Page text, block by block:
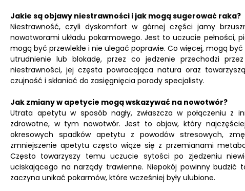
Jakie są objawy niestrawności i jak mogą sugerować raka?
Niestrawność, czyli dyskomfort w górnej części jamy
nowotworami układu pokarmowego. Jest to uczucie pełności,
mogą być przewlekłe i nie ulegać poprawie. Co więcej, mogą
utrudnienie lub blokadę, przez co jedzenie przechodzi
niestrawności, jej częsta powracająca natura oraz
czujność i skłaniać do zasięgnięcia porady specjalisty.
Jak zmiany w apetycie mogą wskazywać na nowotwór?
Utrata apetytu w sposób nagły, zwłaszcza w połączeniu z
zdrowotne, w tym nowotwór. Jest to objaw, który
okresowych spadków apetytu z powodów stresowych,
zmniejszenie apetytu często wiąże się z przemianami
Często towarzyszy temu uczucie sytości po zjedzeniu
uciskającego na narządy trawienne. Niepokój powinny
zaczyna unikać pokarmów, które wcześniej były ulubione.